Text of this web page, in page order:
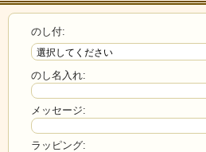
のし付:
のし名入れ:
メッセージ:
ラッピング: